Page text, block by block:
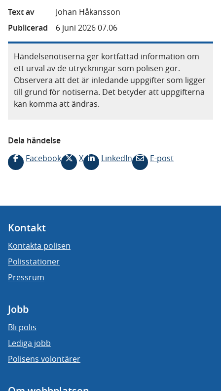
Text av
Johan Håkansson
Publicerad
6 juni 2026 07.06
Händelsenotiserna ger kortfattad information om
ett urval av de utryckningar som polisen gör.
Observera att det är inledande uppgifter som ligger
till grund för notiserna. Det betyder att uppgifterna
kan komma att ändras.
Dela händelse
Facebook
X LinkedIn E-post
Kontakt
Kontakta polisen
Polisstationer
Pressrum
Jobb
Bli polis
Lediga jobb
Polisens volontärer